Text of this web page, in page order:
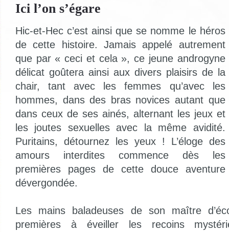
Ici l’on s’égare
Hic-et-Hec c’est ainsi que se nomme le héros
de cette histoire. Jamais appelé autrement
que par « ceci et cela », ce jeune androgyne
délicat goûtera ainsi aux divers plaisirs de la
chair, tant avec les femmes qu’avec les
hommes, dans des bras novices autant que
dans ceux de ses ainés, alternant les jeux et
les joutes sexuelles avec la même avidité.
Puritains, détournez les yeux ! L’éloge des
amours interdites commence dès les
premières pages de cette douce aventure
dévergondée.
Les mains baladeuses de son maître
premières à éveiller les recoins